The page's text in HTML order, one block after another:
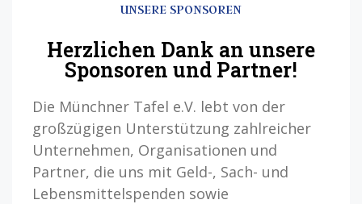
UNSERE SPONSOREN
Herzlichen Dank an unsere
Sponsoren und Partner!
Die Münchner Tafel e.V. lebt von der
großzügigen Unterstützung zahlreicher
Unternehmen, Organisationen und
Partner, die uns mit Geld-, Sach- und
Lebensmittelspenden sowie